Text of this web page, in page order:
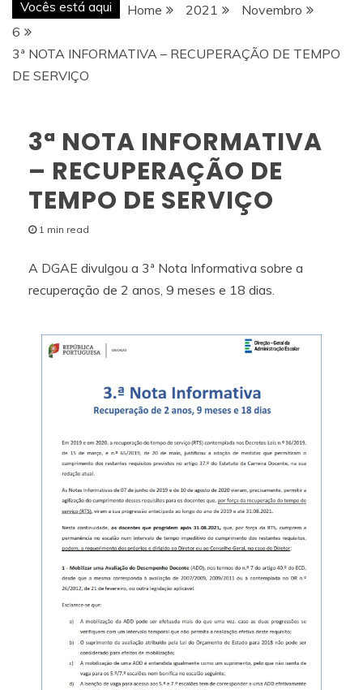
Vocês está aqui Home 2021
Novembro
6
3ª NOTA INFORMATIVA – RECUPERAÇÃO DE TEMPO
DE SERVIÇO
3ª NOTA INFORMATIVA
– RECUPERAÇÃO DE
TEMPO DE SERVIÇO
1 min read
A DGAE divulgou a 3ª Nota Informativa sobre a
recuperação de 2 anos, 9 meses e 18 dias.